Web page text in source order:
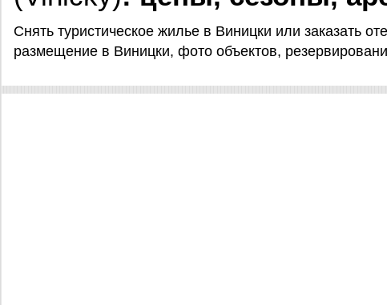
Снять туристическое жилье в Виницки или заказать
размещение в Виницки, фото объектов,